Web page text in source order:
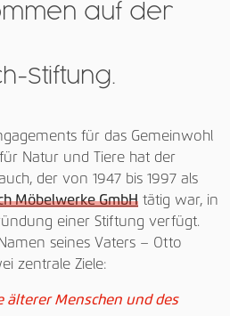
auf der
Stiftung.
für das Gemeinwohl
Natur und Tiere hat der
der von 1947 bis 1997 als
Möbelwerke GmbH tätig war, in
einer Stiftung verfügt.
seines Vaters – Otto
zentrale Ziele:
älterer Menschen und des